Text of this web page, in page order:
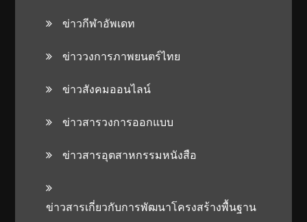
ข่าวกีฬาอัพเดท
ข่าววงการภาพยนตร์ไทย
ข่าวสังคมออนไลน์
ข่าวสารวงการออกแบบ
ข่าวสารอุตสาหกรรมหนังสือ
ข่าวสารเกี่ยวกับการพัฒนาโครงสร้างพื้นฐาน